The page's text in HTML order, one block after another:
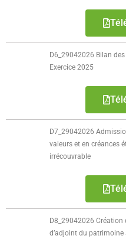
D6_29042026 Bilan
Exercice 2025
D7_29042026
valeurs et en créances
irrécouvrable
D8_29042026 Création
d’adjoint du